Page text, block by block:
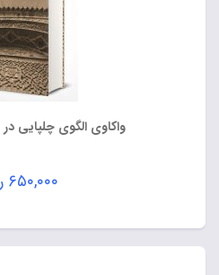
واکاوی الگوی چلپایی
۶۵۰,۰۰۰